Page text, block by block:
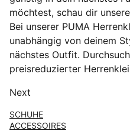
möchtest, schau dir
Bei unserer PUMA
unabhängig von deinem
nächstes Outfit.
preisreduzierter
Next
SCHUHE
ACCESSOIRES